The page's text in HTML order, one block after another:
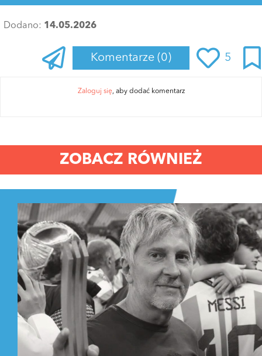
Dodano: 14.05.2026
Komentarze (0) 5
Zaloguj się, aby dodać komentarz
ZOBACZ RÓWNIEŻ